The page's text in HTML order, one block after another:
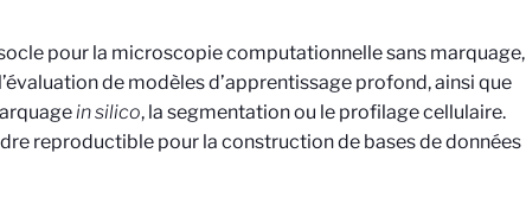
pour la microscopie computationnelle sans marquage,
de modèles d’apprentissage profond, ainsi que
in silico, la segmentation ou le profilage cellulaire.
reproductible pour la construction de bases de données